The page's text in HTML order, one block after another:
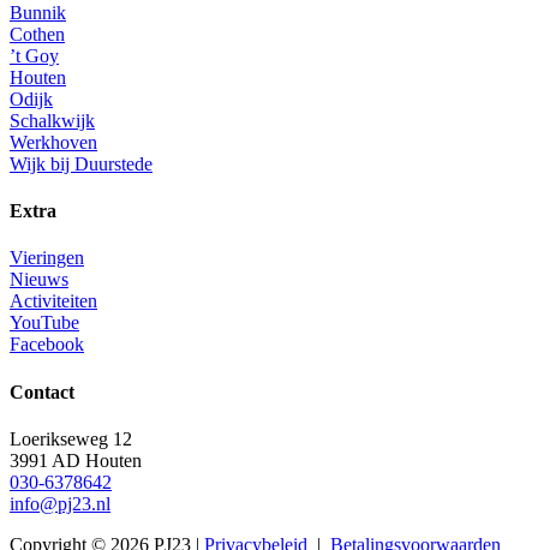
Bunnik
Cothen
’t Goy
Houten
Odijk
Schalkwijk
Werkhoven
Wijk bij Duurstede
Extra
Vieringen
Nieuws
Activiteiten
YouTube
Facebook
Contact
Loerikseweg 12
3991 AD Houten
030-6378642
info@pj23.nl
Copyright © 2026 PJ23 | Privacybeleid | Betalingsvoorwaarden